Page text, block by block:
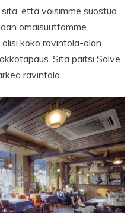
että voisimme suostua
omaisuuttamme
koko ravintola-alan
Sitä paitsi Salve
ravintola.